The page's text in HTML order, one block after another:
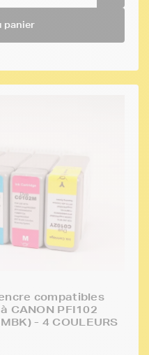
panier
compatibles
CANON PFI102
- 4 COULEURS